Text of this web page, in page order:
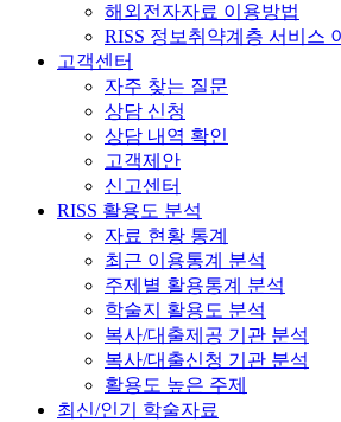
해외전자자료 이용방법
RISS 정보취약계층 서비스
고객센터
자주 찾는 질문
상담 신청
상담 내역 확인
고객제안
신고센터
RISS 활용도 분석
자료 현황 통계
최근 이용통계 분석
주제별 활용통계 분석
학술지 활용도 분석
복사/대출제공 기관 분석
복사/대출신청 기관 분석
활용도 높은 주제
최신/인기 학술자료